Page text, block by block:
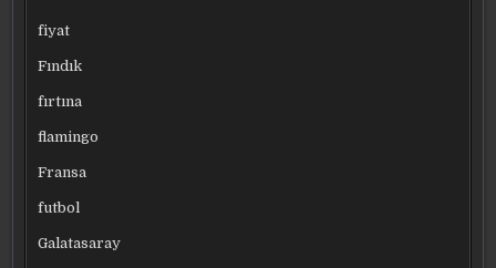
fiyat
Fındık
fırtına
flamingo
Fransa
futbol
Galatasaray